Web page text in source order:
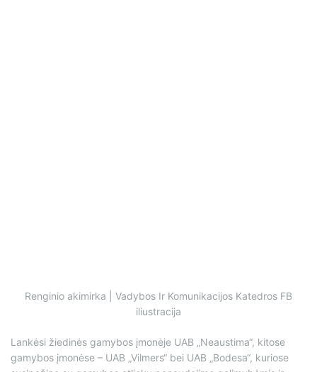
Renginio akimirka | Vadybos Ir Komunikacijos Katedros FB
iliustracija
Lankėsi žiedinės gamybos įmonėje UAB „Neaustima“, kitose
gamybos įmonėse – UAB „Vilmers“ bei UAB „Bodesa“, kuriose